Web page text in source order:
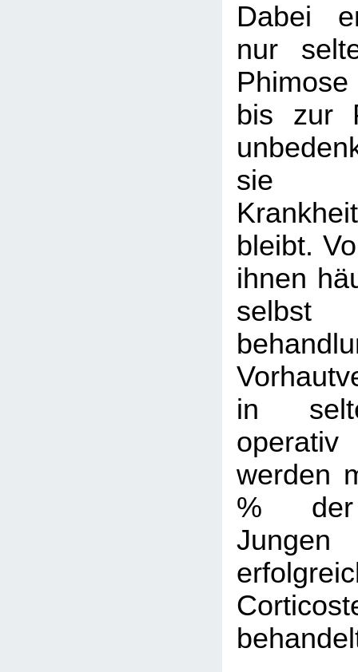
Dabei
nur
bis zur
sie
bleibt.
ihnen
in
werden
% der